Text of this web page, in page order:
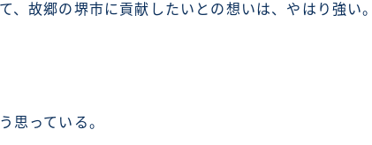
、故郷の堺市に貢献したいとの想いは、やはり強い。
思っている。